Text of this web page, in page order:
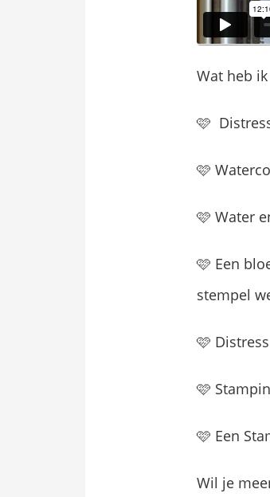
Wat heb
🩷
🩷
🩷 Water
🩷 Een
stempel
🩷
🩷
🩷 Een
Wil je